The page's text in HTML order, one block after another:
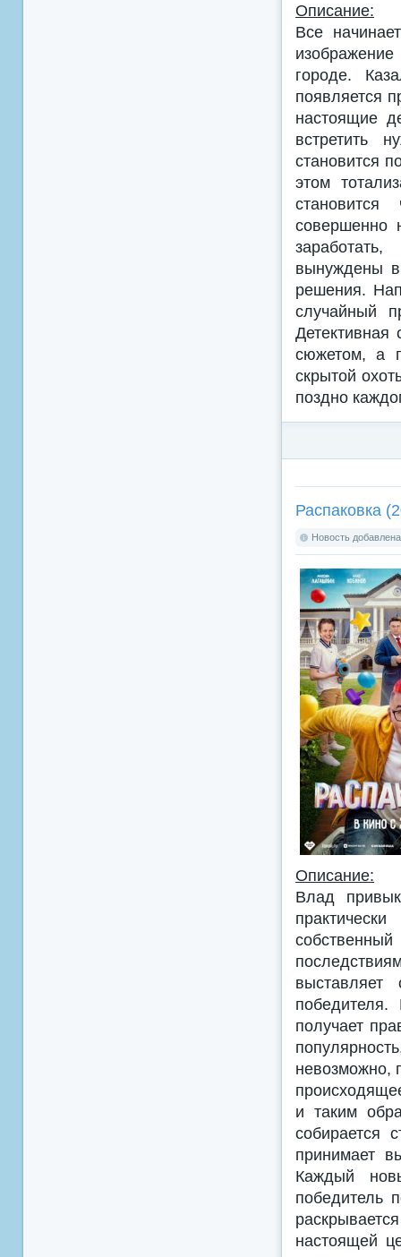
Описание:
Все
городе.
появляется
настоящие
встретить
становится
этом
совершенно
вынуждены
решения.
случайный
Детективная
сюжетом, а
скрытой
поздно
Распаковка
Новость
Описание:
Влад
получает
невозможно,
и таким
собирается
принимает
Каждый
победитель
настоящей